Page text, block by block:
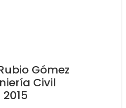
Gómez
Civil
2015